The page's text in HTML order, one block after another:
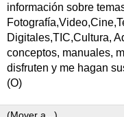
información sobre
Digitales,TIC,Cultura,
conceptos, manuales,
disfruten y me hagan
(O)